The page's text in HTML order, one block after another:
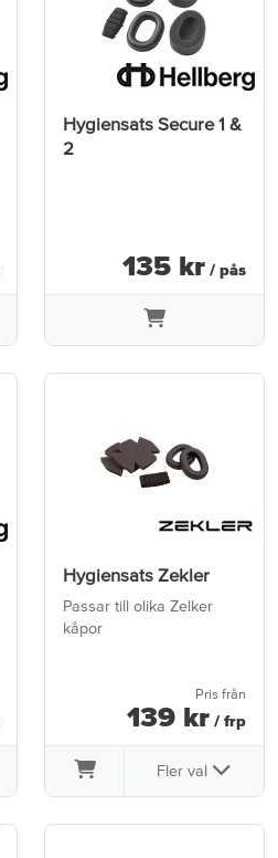
Hygiensats Secure 1 &
2
135 kr / pås
Hygiensats Zekler
Passar till olika Zelker
kåpor
Pris från
139 kr / frp
Fler val